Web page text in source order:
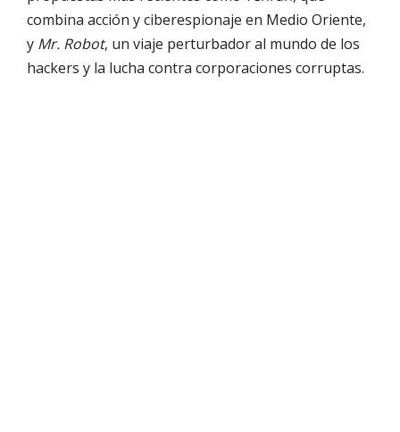
combina acción y ciberespionaje en Medio Oriente,
y Mr. Robot, un viaje perturbador al mundo de los
hackers y la lucha contra corporaciones corruptas.